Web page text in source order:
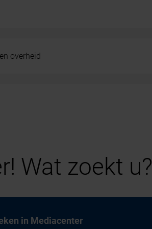
overheid
Wat zoekt u?
in Mediacenter